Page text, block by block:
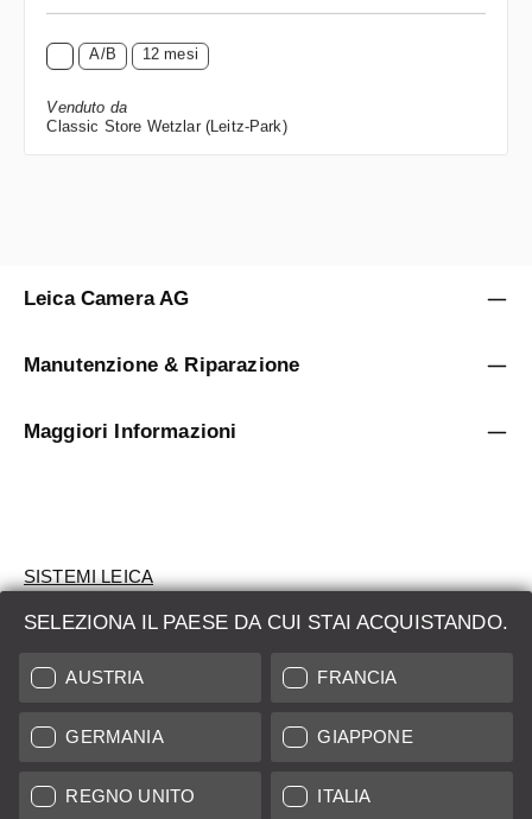
A/B 12 mesi
Venduto da
Classic Store Wetzlar (Leitz-Park)
SELEZIONA IL PAESE DA CUI STAI ACQUISTANDO.
AUSTRIA FRANCIA
GERMANIA GIAPPONE
REGNO UNITO ITALIA
Leica Camera AG
Manutenzione & Riparazione
Maggiori Informazioni
SISTEMI LEICA
VALUTAZIONE
CERCHI UN PRODOTTO?
ASTE
PRODOTTI NUOVI